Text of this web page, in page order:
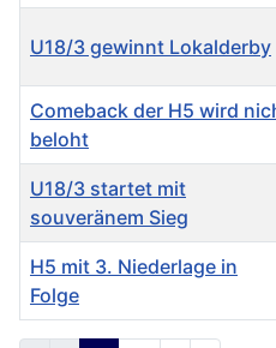
Beiträge
U18/3 gewinnt Lokalderby
Comeback der H5 wird
beloht
U18/3 startet mit
souveränem Sieg
H5 mit 3. Niederlage in
Folge